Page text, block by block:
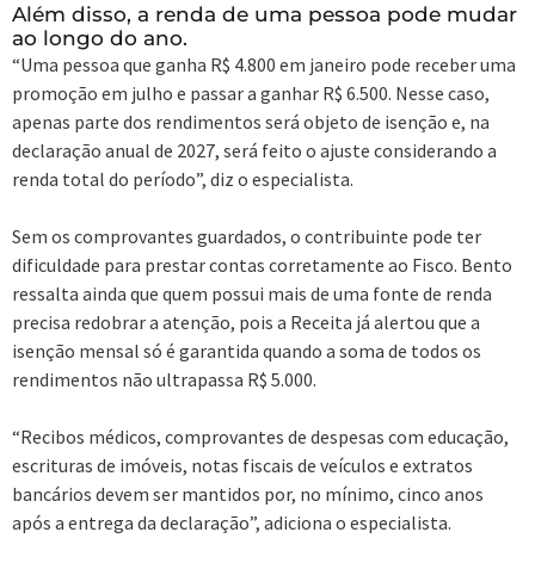
Além disso, a renda de uma pessoa pode mudar
ao longo do ano.
“Uma pessoa que ganha R$ 4.800 em janeiro pode receber uma
promoção em julho e passar a ganhar R$ 6.500. Nesse caso,
apenas parte dos rendimentos será objeto de isenção e, na
declaração anual de 2027, será feito o ajuste considerando a
renda total do período”, diz o especialista.
Sem os comprovantes guardados, o contribuinte pode ter
dificuldade para prestar contas corretamente ao Fisco. Bento
ressalta ainda que quem possui mais de uma fonte de renda
precisa redobrar a atenção, pois a Receita já alertou que a
isenção mensal só é garantida quando a soma de todos os
rendimentos não ultrapassa R$ 5.000.
“Recibos médicos, comprovantes de despesas com educação,
escrituras de imóveis, notas fiscais de veículos e extratos
bancários devem ser mantidos por, no mínimo, cinco anos
após a entrega da declaração”, adiciona o especialista.